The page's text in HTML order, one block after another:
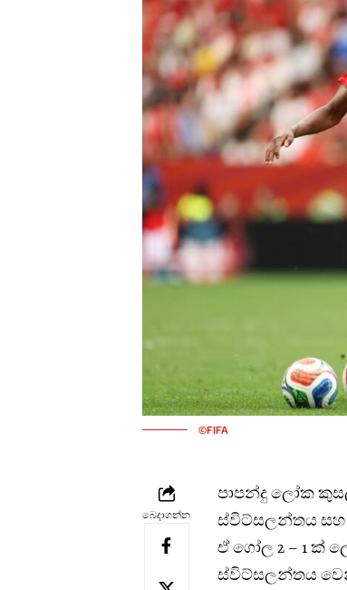
©FIFA
බෙදාගන්න
පාපන්දු ලෝක
ස්විට්සලන්තය සහ
ඒ ගෝල 2 – 1 ක්
ස්විට්සලන්තය